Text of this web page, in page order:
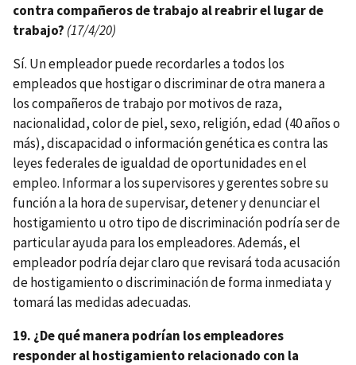
contra compañeros de trabajo al reabrir el lugar de
trabajo? (17/4/20)
Sí. Un empleador puede recordarles a todos los
empleados que hostigar o discriminar de otra manera a
los compañeros de trabajo por motivos de raza,
nacionalidad, color de piel, sexo, religión, edad (40 años o
más), discapacidad o información genética es contra las
leyes federales de igualdad de oportunidades en el
empleo. Informar a los supervisores y gerentes sobre su
función a la hora de supervisar, detener y denunciar el
hostigamiento u otro tipo de discriminación podría ser de
particular ayuda para los empleadores. Además, el
empleador podría dejar claro que revisará toda acusación
de hostigamiento o discriminación de forma inmediata y
tomará las medidas adecuadas.
19. ¿De qué manera podrían los empleadores
responder al hostigamiento relacionado con la